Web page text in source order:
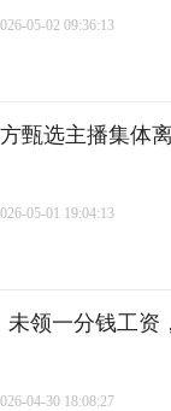
05-02 09:36:13
甄选主播集体
05-01 19:04:13
未领一分钱工资
04-30 18:08:27